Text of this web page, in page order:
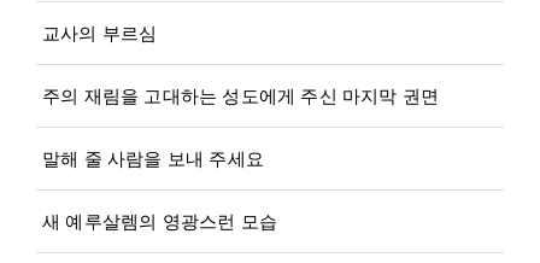
교사의 부르심
주의 재림을 고대하는 성도에게 주신 마지막 권면
말해 줄 사람을 보내 주세요
새 예루살렘의 영광스런 모습